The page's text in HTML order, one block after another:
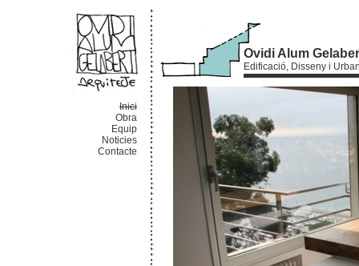
Inici
Obra
Equip
Noticies
Contacte
Ovidi Alum
Edificació, Disseny i